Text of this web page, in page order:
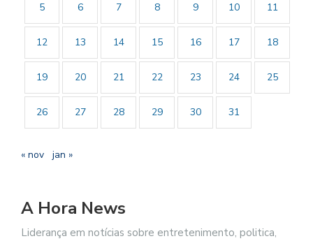
5 6 7 8 9 10 11
12 13 14 15 16 17 18
19 20 21 22 23 24 25
26 27 28 29 30 31
« nov jan »
A Hora News
Liderança em notícias sobre entretenimento, politica,